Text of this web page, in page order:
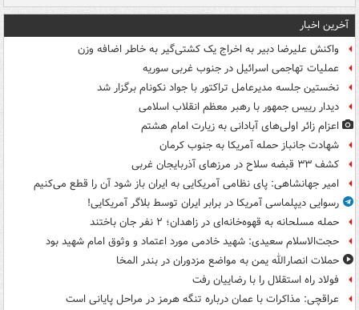
آخرین اخبار
واکنش علیرضا دبیر به اخراج یک کشتی‌گیر به خاطر اضافه وزن
عملیات تهاجمی اسرائیل در جنوب غربی سوریه
نخستین جلسه مدیرعامل تراکتور با جواد نکونام برگزار شد
دیدار رییس جمهور با رهبر معظم انقلاب اسلامی
اعزام زائر اولی‌های آبادانی به زیارت امام هشتم
شهادت جانباز حمله آمریکا به جنوب کرمان
کشف ۳۳ قبضه سلاح در مرزهای آذربایجان غربی
امیر جهانشاهی: پای نظامی آمریکایی به ایران باز شود آن را قطع می‌کنیم
رسوایی دیپلماسی آمریکا در برابر ایران توسط بلاگر آمریکایی!
حمله مسلحانه به قهوه‌خانه‌ای در زاهدان؛ ۲ نفر جان باختند
حجت‌الاسلام سعیدی: شهید خادمی مورد اعتماد و وثوق امام شهید بود
حملات انصارالله یمن به مواضع مزدوران در بندر المخا
فولاد راه استقلال را با رضاییان رفت
عراقچی: مذاکرات با عمان درباره تنگه هرمز در مراحل پایانی است